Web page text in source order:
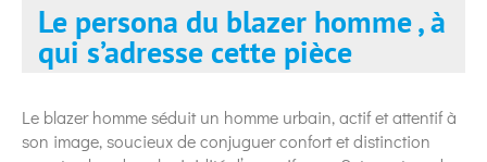
Le persona du blazer homme , à
qui s’adresse cette pièce
Le blazer homme séduit un homme urbain, actif et attentif à
son image, soucieux de conjuguer confort et distinction